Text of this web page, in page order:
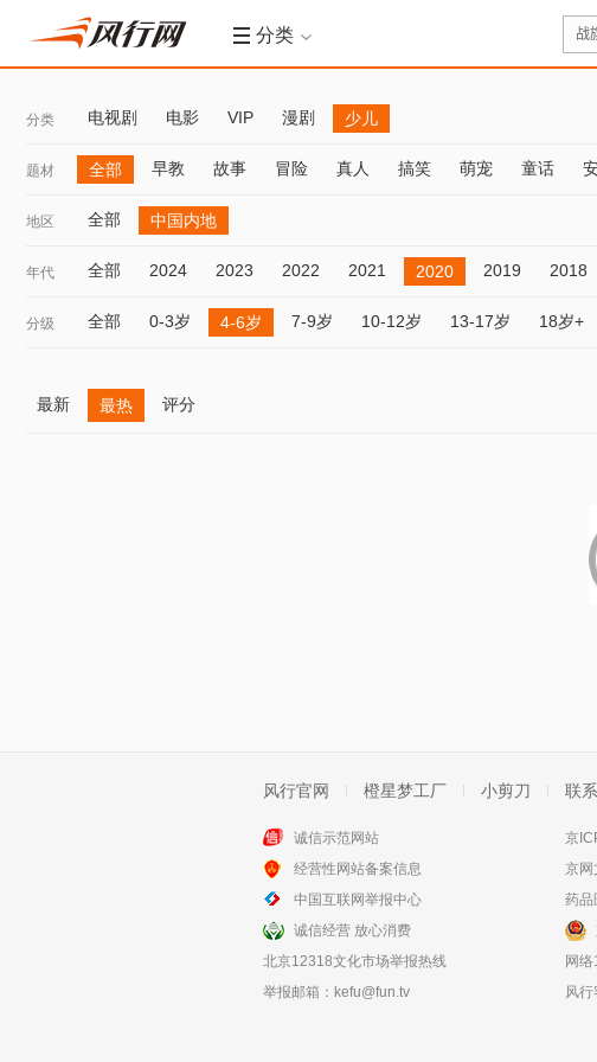
分类
分类 电视剧 电影 VIP 漫剧 少儿
题材 全部 早教 故事 冒险 真人 搞笑 萌宠 童话
地区 全部 中国内地
年代 全部 2024 2023 2022 2021 2020 2019 2018
分级 全部 0-3岁 4-6岁 7-9岁 10-12岁 13-17岁 18岁+
最新 最热 评分
风行官网 橙星梦工厂 小剪刀 联
诚信示范网站
经营性网站备案信息
中国互联网举报中心
诚信经营 放心消费
北京12318文化市场举报热线
举报邮箱： kefu@fun.tv
京
京网
药品
网
风